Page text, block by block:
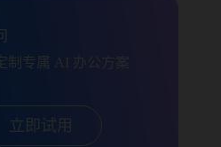
制专属 AI 办公方案
立即试用